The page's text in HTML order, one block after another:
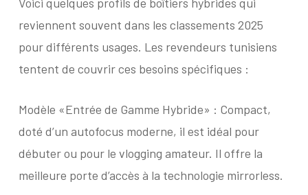
reviennent souvent dans les classements 2025
pour différents usages. Les revendeurs tunisiens
tentent de couvrir ces besoins spécifiques :
Modèle «Entrée de Gamme Hybride» : Compact,
doté d’un autofocus moderne, il est idéal pour
débuter ou pour le vlogging amateur. Il offre la
meilleure porte d’accès à la technologie mirrorless.